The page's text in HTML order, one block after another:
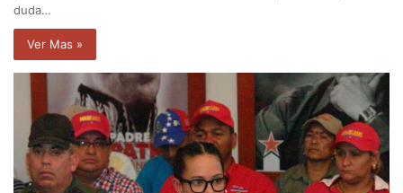
duda…
Ver Mas »